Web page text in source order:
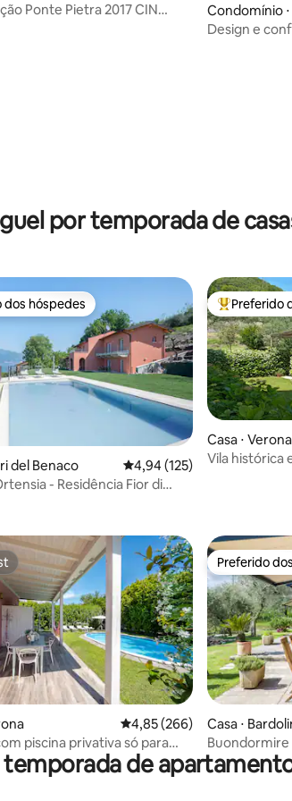
de 5, 138 avaliações
Ponte Pietra 2017 CIN
Condomínio
Design e
por temporada de
de 5, 186 avaliações
dos hóspedes
dos hóspedes
del Benaco 4,94 de uma avaliação
4,94 (125)
- Residência Fior di
Entre os
Preferido
Casa ⋅ Verona
Vila histórica
de 5, 215 avaliações4,85 de uma avaliação
4,85 (266)
piscina privativa só para
Preferido
Preferido
Casa ⋅
Bardolino
de